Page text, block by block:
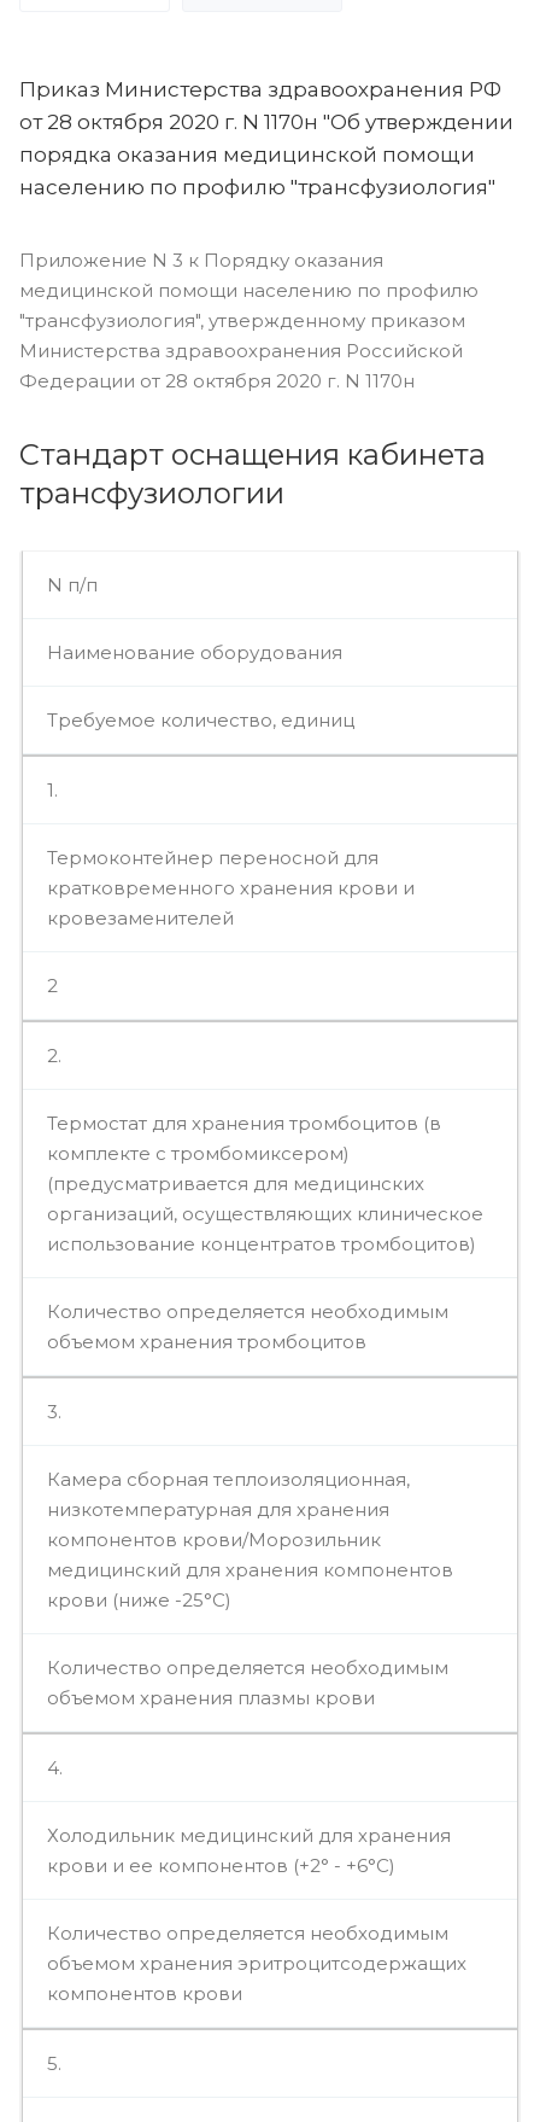
Приказ Министерства здравоохранения РФ
от 28 октября 2020 г. N 1170н "Об утверждении
порядка оказания медицинской помощи
населению по профилю "трансфузиология"
Приложение N 3 к Порядку оказания
медицинской помощи населению по профилю
"трансфузиология", утвержденному приказом
Министерства здравоохранения Российской
Федерации от 28 октября 2020 г. N 1170н
Стандарт оснащения кабинета
трансфузиологии
N п/п
Наименование оборудования
Требуемое количество, единиц
1.
Термоконтейнер переносной для
кратковременного хранения крови и
кровезаменителей
2
2.
Термостат для хранения тромбоцитов (в
комплекте с тромбомиксером)
(предусматривается для медицинских
организаций, осуществляющих клиническое
использование концентратов тромбоцитов)
Количество определяется необходимым
объемом хранения тромбоцитов
3.
Камера сборная теплоизоляционная,
низкотемпературная для хранения
компонентов крови/Морозильник
медицинский для хранения компонентов
крови (ниже -25°С)
Количество определяется необходимым
объемом хранения плазмы крови
4.
Холодильник медицинский для хранения
крови и ее компонентов (+2° - +6°С)
Количество определяется необходимым
объемом хранения эритроцитсодержащих
компонентов крови
5.